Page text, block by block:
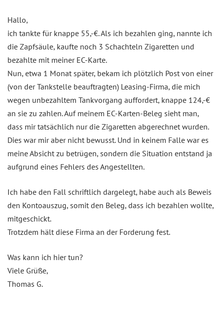
Hallo,
ich tankte für knappe 55,-€. Als ich bezahlen ging, nannte ich
die Zapfsäule, kaufte noch 3 Schachteln Zigaretten und
bezahlte mit meiner EC-Karte.
Nun, etwa 1 Monat später, bekam ich plötzlich Post von einer
(von der Tankstelle beauftragten) Leasing-Firma, die mich
wegen unbezahltem Tankvorgang auffordert, knappe 124,-€
an sie zu zahlen. Auf meinem EC-Karten-Beleg sieht man,
dass mir tatsächlich nur die Zigaretten abgerechnet wurden.
Dies war mir aber nicht bewusst. Und in keinem Falle war es
meine Absicht zu betrügen, sondern die Situation entstand ja
aufgrund eines Fehlers des Angestellten.
Ich habe den Fall schriftlich dargelegt, habe auch als Beweis
den Kontoauszug, somit den Beleg, dass ich bezahlen wollte,
mitgeschickt.
Trotzdem hält diese Firma an der Forderung fest.
Was kann ich hier tun?
Viele Grüße,
Thomas G.